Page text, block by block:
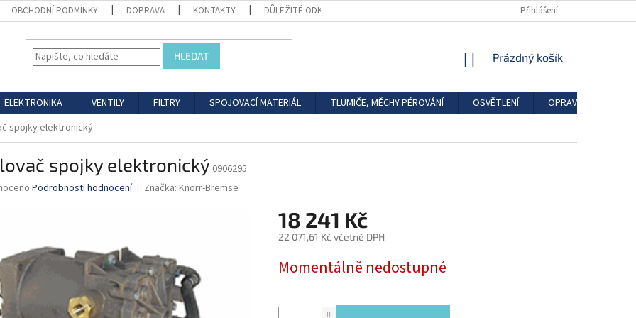
OBCHODNÍ PODMÍNKY DOPRAVA KONTAKTY DŮLEŽITÉ ODKAZY Přihlášení
HLEDAT
NÁKUPNÍ
Prázdný košík
ELEKTRONIKA VENTILY FILTRY SPOJOVACÍ MATERIÁL TLUMIČE, MĚCHY PÉROVÁNÍ OSVĚTLENÍ
OPRAVÁRENSKÉ
spojky elektronický
spojky elektronický 0906295
Podrobnosti hodnocení Značka: Knorr-Bremse
18 241 Kč
22 071,61 Kč včetně DPH
cena:
Momentálně nedostupné